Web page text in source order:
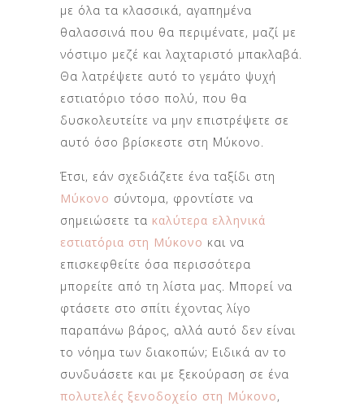
με όλα τα κλασσικά, αγαπημένα
θαλασσινά που θα περιμένατε, μαζί με
νόστιμο μεζέ και λαχταριστό μπακλαβά.
Θα λατρέψετε αυτό το γεμάτο ψυχή
εστιατόριο τόσο πολύ, που θα
δυσκολευτείτε να μην επιστρέψετε σε
αυτό όσο βρίσκεστε στη Μύκονο.
Έτσι, εάν σχεδιάζετε ένα ταξίδι στη
Μύκονο σύντομα, φροντίστε να
σημειώσετε τα καλύτερα ελληνικά
εστιατόρια στη Μύκονο και να
επισκεφθείτε όσα περισσότερα
μπορείτε από τη λίστα μας. Μπορεί να
φτάσετε στο σπίτι έχοντας λίγο
παραπάνω βάρος, αλλά αυτό δεν είναι
το νόημα των διακοπών; Ειδικά αν το
συνδυάσετε και με ξεκούραση σε ένα
πολυτελές ξενοδοχείο στη Μύκονο,